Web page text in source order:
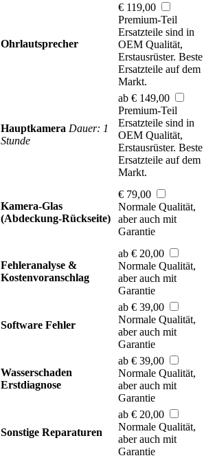
Ohrlautsprecher
€ 119,00
Premium-Teil
Ersatzteile sind in
OEM Qualität,
Erstausrüster. Beste
Ersatzteile auf dem
Markt.
Hauptkamera Dauer: 1
Stunde
ab € 149,00
Premium-Teil
Ersatzteile sind in
OEM Qualität,
Erstausrüster. Beste
Ersatzteile auf dem
Markt.
Kamera-Glas
(Abdeckung-Rückseite)
€ 79,00
Normale Qualität,
aber auch mit
Garantie
Fehleranalyse &
Kostenvoranschlag
ab € 20,00
Normale Qualität,
aber auch mit
Garantie
Software Fehler
ab € 39,00
Normale Qualität,
aber auch mit
Garantie
Wasserschaden
Erstdiagnose
ab € 39,00
Normale Qualität,
aber auch mit
Garantie
Sonstige Reparaturen
ab € 20,00
Normale Qualität,
aber auch mit
Garantie